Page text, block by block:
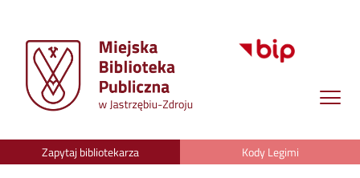
Zapytaj bibliotekarza Kody Legimi